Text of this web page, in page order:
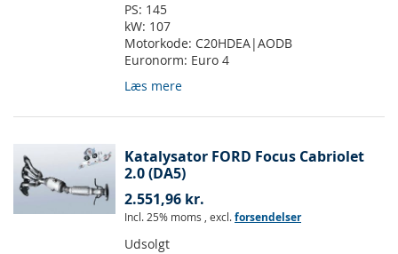
PS: 145
kW: 107
Motorkode: C20HDEA|AODB
Euronorm: Euro 4
Læs mere
Katalysator FORD Focus Cabriolet
2.0 (DA5)
2.551,96 kr.
Incl. 25% moms , excl.forsendelser
Udsolgt